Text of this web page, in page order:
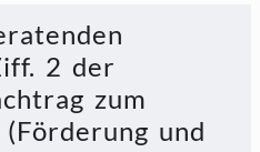
2 der
zum
und